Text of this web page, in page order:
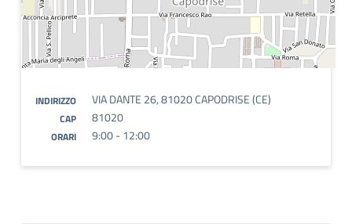
INDIRIZZO VIA DANTE 26, 81020 CAPODRISE (CE)
CAP 81020
ORARI 9:00 - 12:00